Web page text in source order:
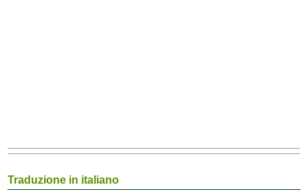
Traduzione in italiano